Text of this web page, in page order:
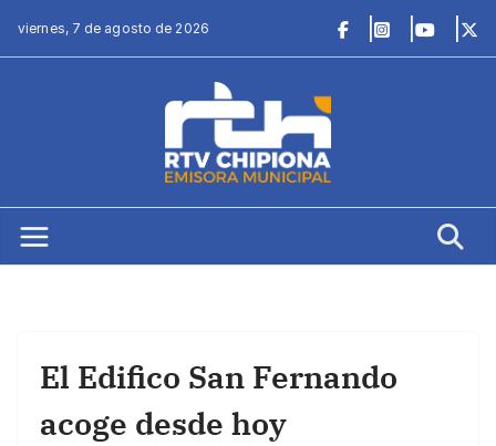
viernes, 7 de agosto de 2026
El Edifico San Fernando
acoge desde hoy